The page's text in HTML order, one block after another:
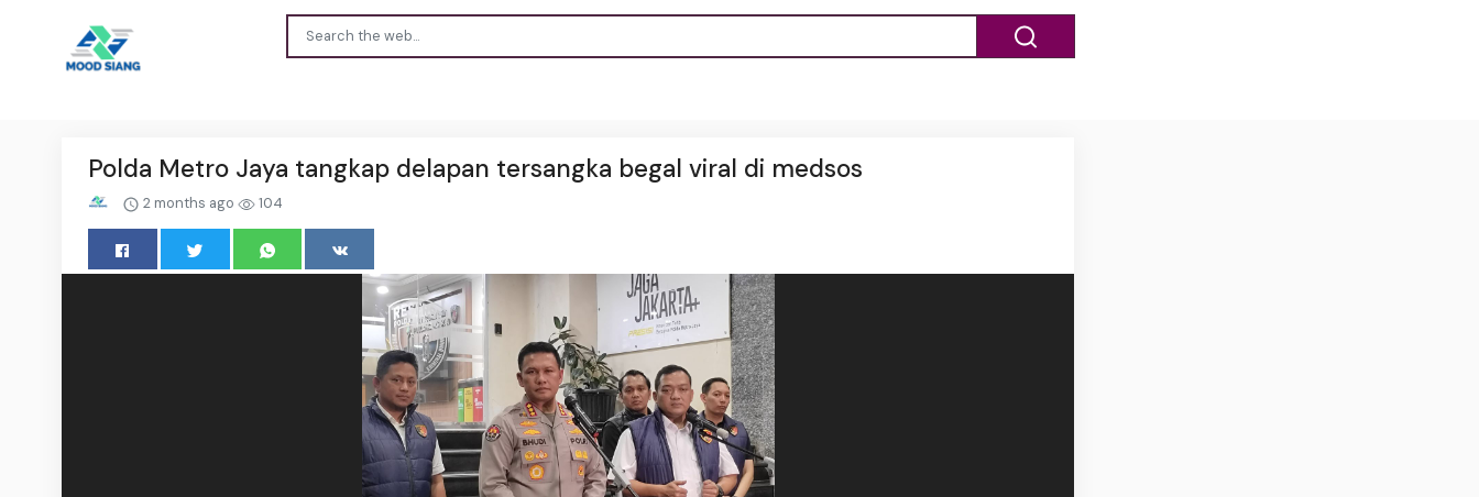
Polda Metro Jaya tangkap delapan tersangka begal viral di medsos
2 months ago 104